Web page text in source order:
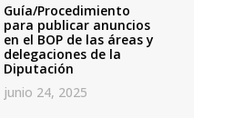
Guía/Procedimiento
para publicar anuncios
en el BOP de las áreas y
delegaciones de la
Diputación
junio 24, 2025